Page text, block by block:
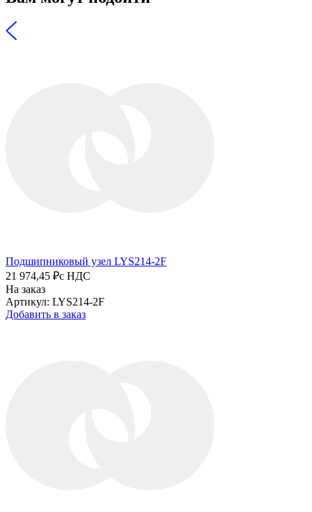
Подшипниковый узел LYS214-2F
21 974,45 ₽с НДС
На заказ
Артикул: LYS214-2F
Добавить в заказ